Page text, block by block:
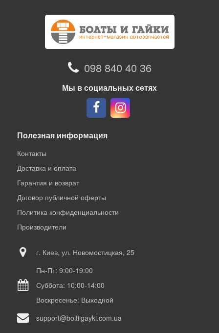
098 840 40 36
Мы в социальных сетях
Полезная информация
Контакты
Доставка и оплата
Гарантия и возврат
Договор публичной оферты
Политика конфиденциальности
Производители
г. Киев, ул. Новомостицкая, 25
Пн-Пт: 9:00-19:00
Суббота: 10:00-14:00
Воскресенье: Выходной
support@boltiigayki.com.ua